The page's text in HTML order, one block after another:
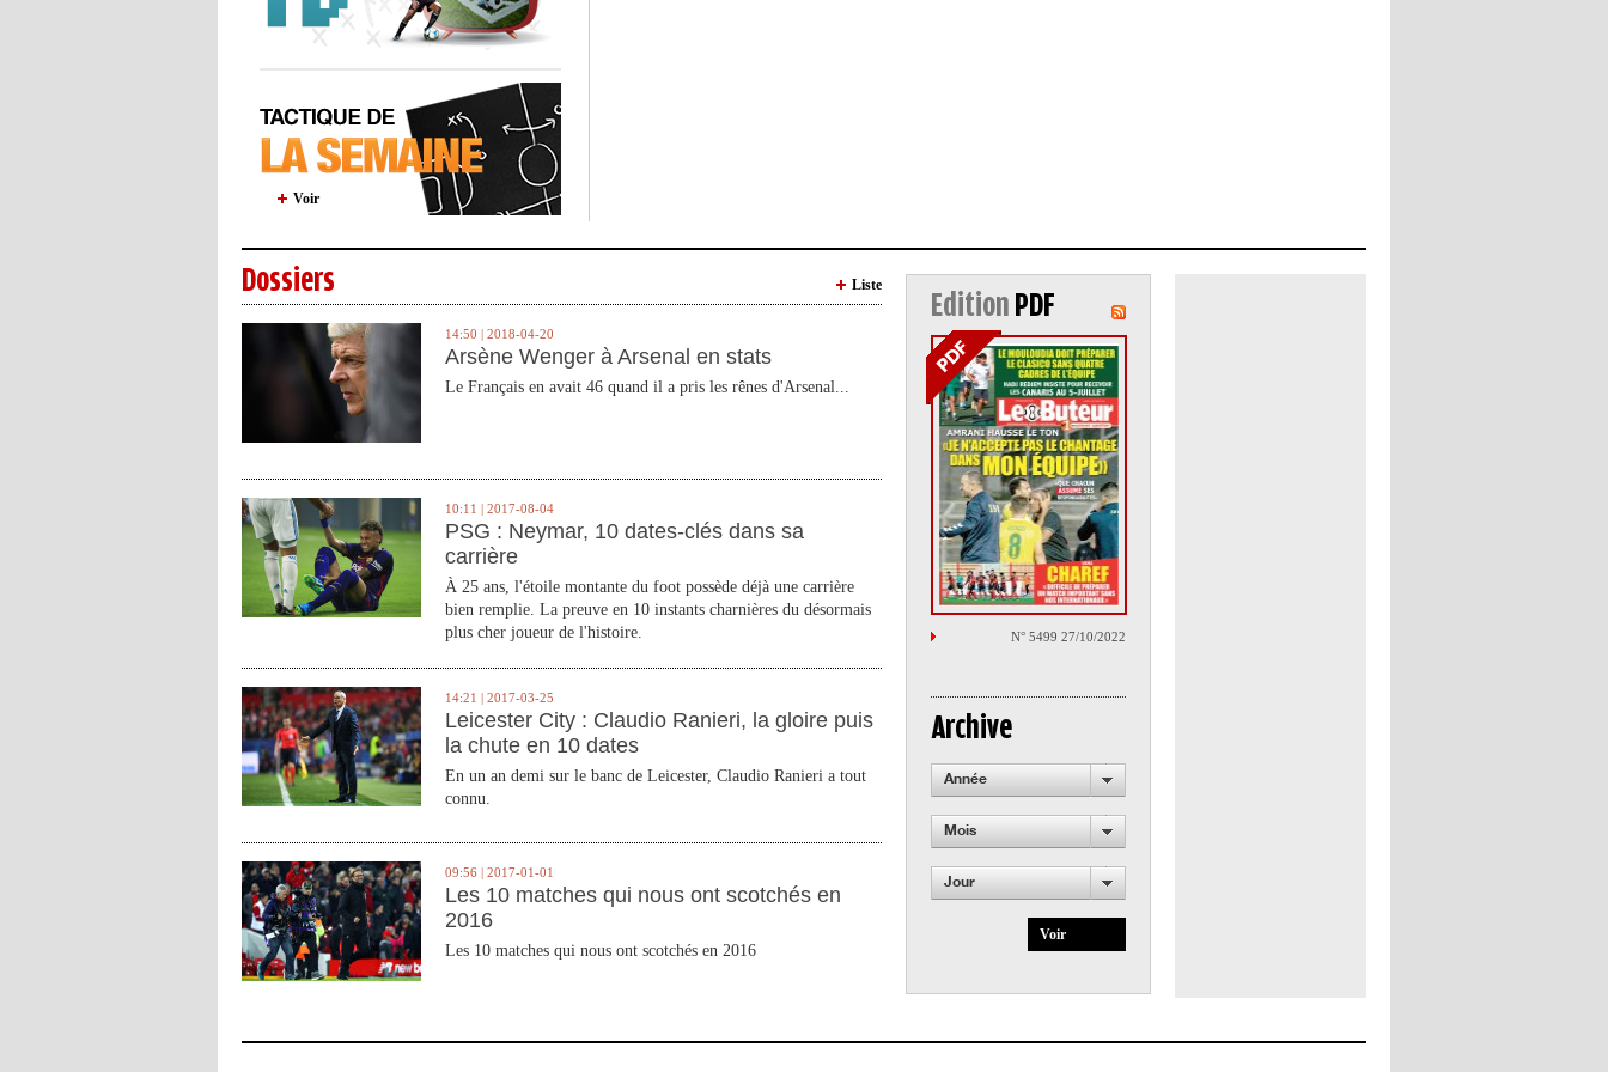
Voir
Dossiers Liste
14:50 | 2018-04-20
Arsène Wenger à Arsenal en stats
Le Français en avait 46 quand il a pris les rênes d'Arsenal...
10:11 | 2017-08-04
PSG : Neymar, 10 dates-clés dans sa
carrière
À 25 ans, l'étoile montante du foot possède déjà une carrière
bien remplie. La preuve en 10 instants charnières du désormais
plus cher joueur de l'histoire.
14:21 | 2017-03-25
Leicester City : Claudio Ranieri, la gloire puis
la chute en 10 dates
En un an demi sur le banc de Leicester, Claudio Ranieri a tout
connu.
09:56 | 2017-01-01
Les 10 matches qui nous ont scotchés en
2016
Les 10 matches qui nous ont scotchés en 2016
Edition PDF
N° 5499 27/10/2022
Archive
Année
Mois
Jour
Voir